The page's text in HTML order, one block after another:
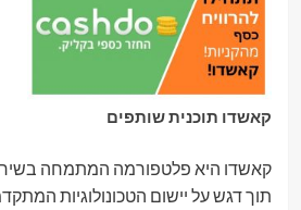
קאשדו תוכנית שותפים
קאשדו היא פלטפורמה המתמחה
תוך דגש על יישום הטכונולוגיות